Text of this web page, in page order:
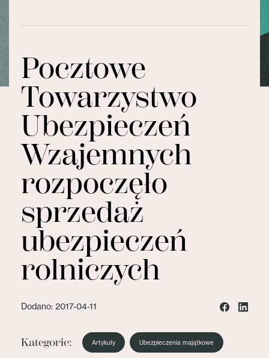
Pocztowe
Towarzystwo
Ubezpieczeń
Wzajemnych
rozpoczęło
sprzedaż
ubezpieczeń
rolniczych
Dodano: 2017-04-11
Kategorie: Artykuły Ubezpieczenia majątkowe